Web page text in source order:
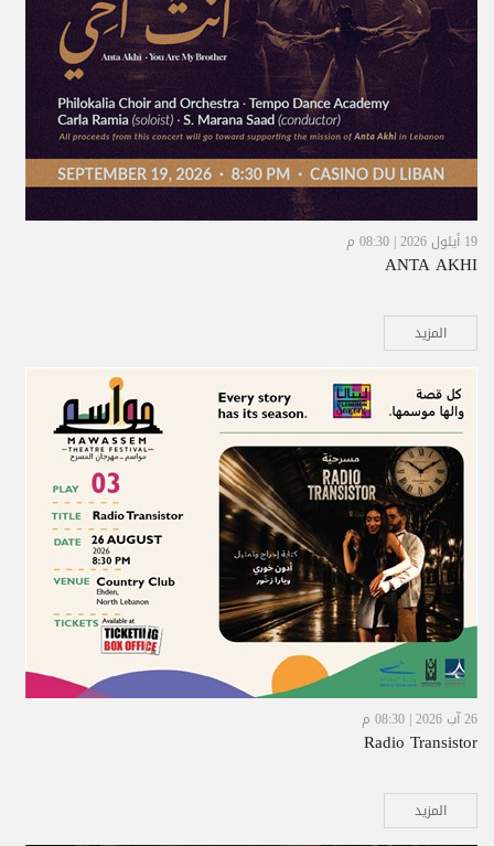
19 أيلول 2026 | 08:30 م
ANTA AKHI
المزيد
26 آب 2026 | 08:30 م
Radio Transistor
المزيد